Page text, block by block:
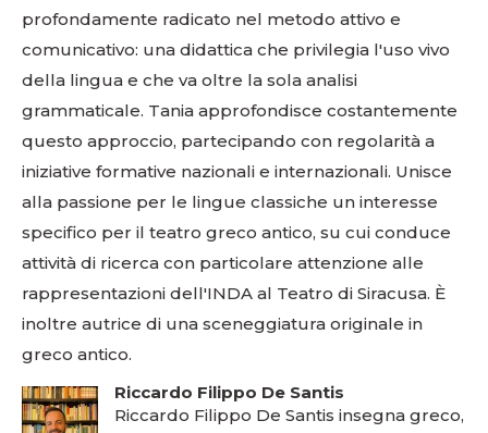
profondamente radicato nel metodo attivo e
comunicativo: una didattica che privilegia l'uso vivo
della lingua e che va oltre la sola analisi
grammaticale. Tania approfondisce costantemente
questo approccio, partecipando con regolarità a
iniziative formative nazionali e internazionali. Unisce
alla passione per le lingue classiche un interesse
specifico per il teatro greco antico, su cui conduce
attività di ricerca con particolare attenzione alle
rappresentazioni dell'INDA al Teatro di Siracusa. È
inoltre autrice di una sceneggiatura originale in
greco antico.
Riccardo Filippo De Santis
Riccardo Filippo De Santis insegna greco,